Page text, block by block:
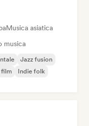
Musica asiatica
musica
Jazz fusion
film
Indie folk